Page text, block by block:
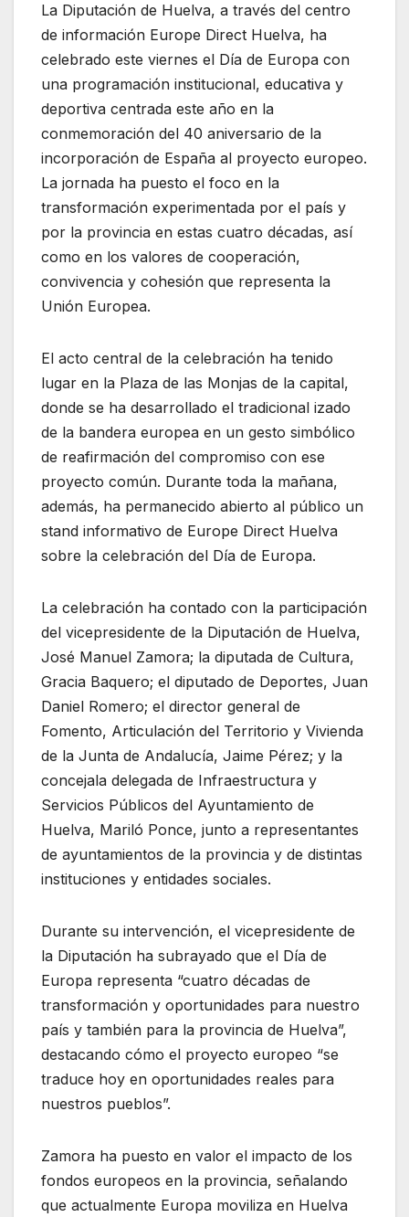
La Diputación de Huelva, a través del centro
de información Europe Direct Huelva, ha
celebrado este viernes el Día de Europa con
una programación institucional, educativa y
deportiva centrada este año en la
conmemoración del 40 aniversario de la
incorporación de España al proyecto europeo.
La jornada ha puesto el foco en la
transformación experimentada por el país y
por la provincia en estas cuatro décadas, así
como en los valores de cooperación,
convivencia y cohesión que representa la
Unión Europea.
El acto central de la celebración ha tenido
lugar en la Plaza de las Monjas de la capital,
donde se ha desarrollado el tradicional izado
de la bandera europea en un gesto simbólico
de reafirmación del compromiso con ese
proyecto común. Durante toda la mañana,
además, ha permanecido abierto al público un
stand informativo de Europe Direct Huelva
sobre la celebración del Día de Europa.
La celebración ha contado con la participación
del vicepresidente de la Diputación de Huelva,
José Manuel Zamora; la diputada de Cultura,
Gracia Baquero; el diputado de Deportes, Juan
Daniel Romero; el director general de
Fomento, Articulación del Territorio y Vivienda
de la Junta de Andalucía, Jaime Pérez; y la
concejala delegada de Infraestructura y
Servicios Públicos del Ayuntamiento de
Huelva, Mariló Ponce, junto a representantes
de ayuntamientos de la provincia y de distintas
instituciones y entidades sociales.
Durante su intervención, el vicepresidente de
la Diputación ha subrayado que el Día de
Europa representa “cuatro décadas de
transformación y oportunidades para nuestro
país y también para la provincia de Huelva”,
destacando cómo el proyecto europeo “se
traduce hoy en oportunidades reales para
nuestros pueblos”.
Zamora ha puesto en valor el impacto de los
fondos europeos en la provincia, señalando
que actualmente Europa moviliza en Huelva